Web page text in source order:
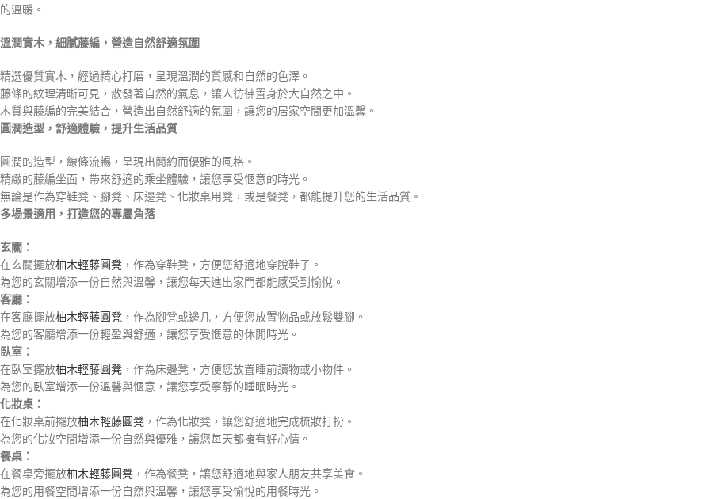
的溫暖。
溫潤實木，細膩藤編，營造自然舒適氛圍
精選優質實木，經過精心打磨，呈現溫潤的質感和自然的色澤。
藤條的紋理清晰可見，散發著自然的氣息，讓人彷彿置身於大自然之中。
木質與藤編的完美結合，營造出自然舒適的氛圍，讓您的居家空間更加溫馨。
圓潤造型，舒適體驗，提升生活品質
圓潤的造型，線條流暢，呈現出簡約而優雅的風格。
精緻的藤編坐面，帶來舒適的乘坐體驗，讓您享受愜意的時光。
無論是作為穿鞋凳、腳凳、床邊凳、化妝桌用凳，或是餐凳，都能提升您的生活品質。
多場景適用，打造您的專屬角落
玄關：
在玄關擺放柚木輕藤圓凳 ，作為穿鞋凳，方便您舒適地穿脫鞋子。
為您的玄關增添一份自然與溫馨，讓您每天進出家門都能感受到愉悅。
客廳：
在客廳擺放柚木輕藤圓凳 ，作為腳凳或邊几，方便您放置物品或放鬆雙腳。
為您的客廳增添一份輕盈與舒適，讓您享受愜意的休閒時光。
臥室：
在臥室擺放柚木輕藤圓凳 ，作為床邊凳，方便您放置睡前讀物或小物件。
為您的臥室增添一份溫馨與愜意，讓您享受寧靜的睡眠時光。
化妝桌：
在化妝桌前擺放柚木輕藤圓凳 ，作為化妝凳，讓您舒適地完成梳妝打扮。
為您的化妝空間增添一份自然與優雅，讓您每天都擁有好心情。
餐桌：
在餐桌旁擺放柚木輕藤圓凳 ，作為餐凳，讓您舒適地與家人朋友共享美食。
為您的用餐空間增添一份自然與溫馨，讓您享受愉悅的用餐時光。